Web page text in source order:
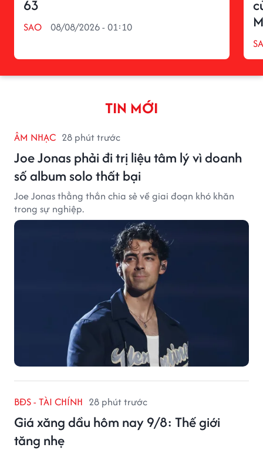
63
SAO 08/08/2026 - 01:10
TIN MỚI
ÂM NHẠC 28 phút trước
Joe Jonas phải đi trị liệu tâm lý vì doanh
số album solo thất bại
Joe Jonas thẳng thắn chia sẻ về giai đoạn khó khăn
trong sự nghiệp.
BĐS - TÀI CHÍNH 28 phút trước
Giá xăng dầu hôm nay 9/8: Thế giới
tăng nhẹ